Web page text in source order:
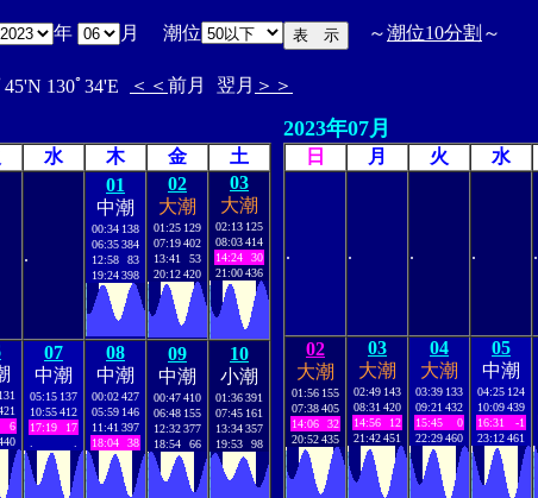
年 月 潮位 ～潮位10分割 ～
45'N 130ﾟ34'E ＜＜ 前月 翌月 ＞＞
水 木 金 土
.
01
中潮
00:34 138
06:35384
12:58
83
19:24398
02
大潮
01:25 129
07:19402
13:41
53
20:12420
03
大潮
02:13 125
08:03414
14:24
30
21:00436
131
6
07
中潮
05:15 137
10:55412
17:19
17
08
中潮
00:02427
05:59 146
11:41 397
18:04
38
09
中潮
00:47410
06:48 155
12:32377
18:54
66
10
小潮
01:36391
07:45 161
13:34357
19:53
98
2023年07月
日 月 火 水
. . . . .
02
大潮
01:56 155
07:38405
14:06
32
20:52435
03
大潮
02:49 143
08:31 420
14:56
12
21:42451
04
大潮
03:39 133
09:21 432
15:45
0
22:29460
05
中潮
04:25 124
10:09439
16:31
-1
23:12461